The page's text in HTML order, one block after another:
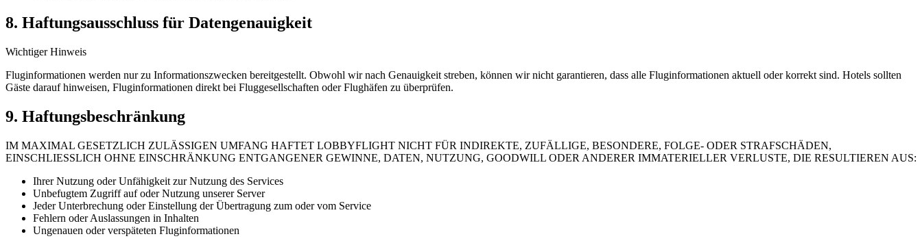
8. Haftungsausschluss für Datengenauigkeit
Wichtiger Hinweis
Fluginformationen werden nur zu Informationszwecken bereitgestellt. Obwohl wir nach Genauigkeit streben, können wir nicht garantieren, dass alle Fluginformationen aktuell oder korrekt sind. Hotels sollten
Gäste darauf hinweisen, Fluginformationen direkt bei Fluggesellschaften oder Flughäfen zu überprüfen.
9. Haftungsbeschränkung
IM MAXIMAL GESETZLICH ZULÄSSIGEN UMFANG HAFTET LOBBYFLIGHT NICHT FÜR INDIREKTE, ZUFÄLLIGE, BESONDERE, FOLGE- ODER STRAFSCHÄDEN,
EINSCHLIESSLICH OHNE EINSCHRÄNKUNG ENTGANGENER GEWINNE, DATEN, NUTZUNG, GOODWILL ODER ANDERER IMMATERIELLER VERLUSTE, DIE RESULTIEREN AUS:
Ihrer Nutzung oder Unfähigkeit zur Nutzung des Services
Unbefugtem Zugriff auf oder Nutzung unserer Server
Jeder Unterbrechung oder Einstellung der Übertragung zum oder vom Service
Fehlern oder Auslassungen in Inhalten
Ungenauen oder verspäteten Fluginformationen